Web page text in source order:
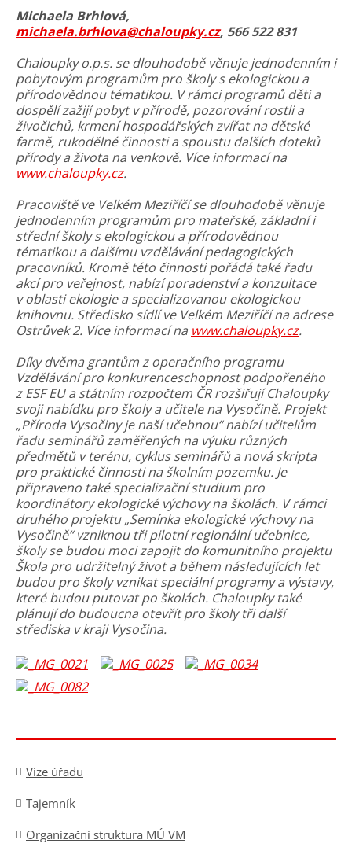
Michaela Brhlová,
michaela.brhlova@chaloupky.cz, 566 522 831
Chaloupky o.p.s. se dlouhodobě věnuje jednodenním i
pobytovým programům pro školy s ekologickou a
přírodovědnou tématikou. V rámci programů děti a
dospělí zažijí pobyt v přírodě, pozorování rostli a
živočichů, krmení hospodářských zvířat na dětské
farmě, rukodělné činnosti a spoustu dalších doteků
přírody a života na venkově. Více informací na
www.chaloupky.cz.
Pracoviště ve Velkém Meziříčí se dlouhodobě věnuje
jednodenním programům pro mateřské, základní i
střední školy s ekologickou a přírodovědnou
tématikou a dalšímu vzdělávání pedagogických
pracovníků. Kromě této činnosti pořádá také řadu
akcí pro veřejnost, nabízí poradenství a konzultace
v oblasti ekologie a specializovanou ekologickou
knihovnu. Středisko sídlí ve Velkém Meziříčí na adrese
Ostrůvek 2. Více informací na www.chaloupky.cz.
Díky dvěma grantům z operačního programu
Vzdělávání pro konkurenceschopnost podpořeného
z ESF EU a státním rozpočtem ČR rozšiřují Chaloupky
svoji nabídku pro školy a učitele na Vysočině. Projekt
„Příroda Vysočiny je naší učebnou“ nabízí učitelům
řadu seminářů zaměřených na výuku různých
předmětů v terénu, cyklus seminářů a nová skripta
pro praktické činnosti na školním pozemku. Je
připraveno také specializační studium pro
koordinátory ekologické výchovy na školách. V rámci
druhého projektu „Semínka ekologické výchovy na
Vysočině“ vzniknou tři pilotní regionální učebnice,
školy se budou moci zapojit do komunitního projektu
Škola pro udržitelný život a během následujících let
budou pro školy vznikat speciální programy a výstavy,
které budou putovat po školách. Chaloupky také
plánují do budoucna otevřít pro školy tři další
střediska v kraji Vysočina.
Vize úřadu
Tajemník
Organizační struktura MÚ VM